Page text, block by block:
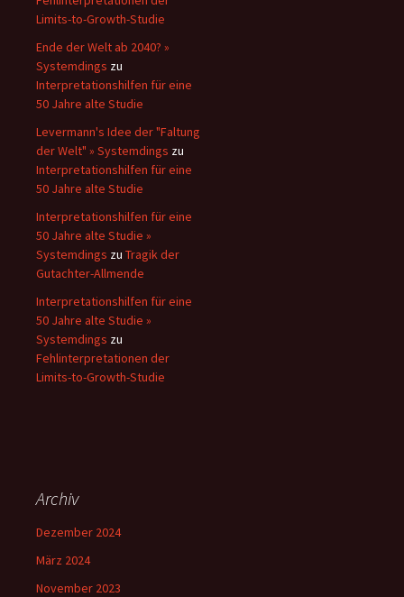
Limits-to-Growth-Studie
Ende der Welt ab 2040? »
Systemdings zu
Interpretationshilfen für eine
50 Jahre alte Studie
Levermann's Idee der "Faltung
der Welt" » Systemdings zu
Interpretationshilfen für eine
50 Jahre alte Studie
Interpretationshilfen für eine
50 Jahre alte Studie »
Systemdings zu Tragik der
Gutachter-Allmende
Interpretationshilfen für eine
50 Jahre alte Studie »
Systemdings zu
Fehlinterpretationen der
Limits-to-Growth-Studie
Archiv
Dezember 2024
März 2024
November 2023